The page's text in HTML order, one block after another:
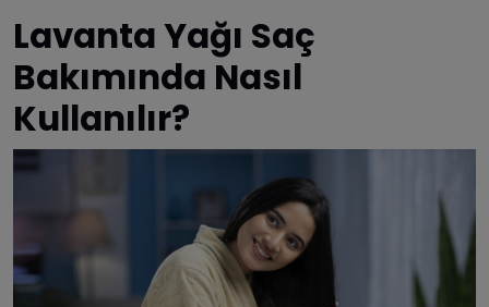
Lavanta Yağı Saç
Bakımında Nasıl
Kullanılır?